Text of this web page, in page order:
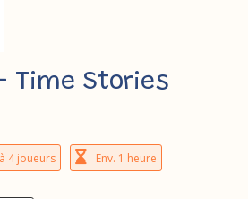
Time Stories
4 joueurs Env. 1 heure